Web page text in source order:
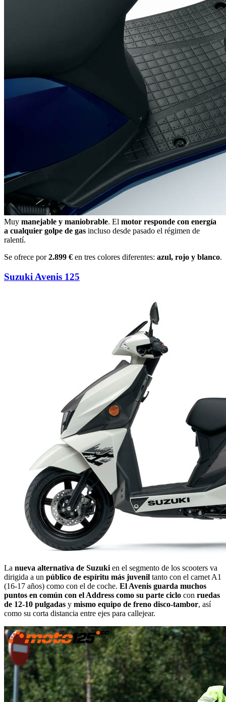
Muy manejable y maniobrable. El motor responde con energía
a cualquier golpe de gas incluso desde pasado el régimen de
ralentí.
Se ofrece por2.899 € en tres colores diferentes: azul, rojo y blanco.
Suzuki Avenis 125
La nueva alternativa de Suzuki en el segmento de los scooters va
dirigida a un público de espíritu más juvenil tanto con el carnet A1
(16-17 años) como con el de coche. El Avenis guarda muchos
puntos en común con el Address como su parte ciclo con ruedas
de 12-10 pulgadas y mismo equipo de freno disco-tambor, así
como su corta distancia entre ejes para callejear.